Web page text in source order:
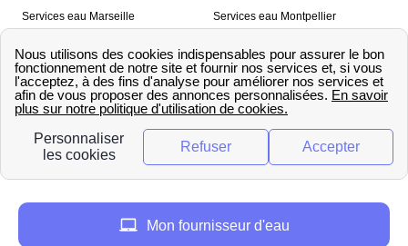
Services eau Marseille
Services eau Toulon
Services eau Montpellier
Services eau Strasbourg
Nos outils
🛁 Simulateur consommation eau
💧 Comparer les fournisseurs
d’eau
Mon fournisseur d'eau